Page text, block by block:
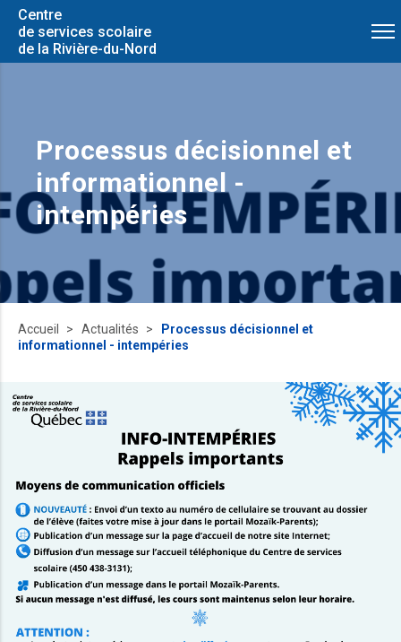
Centre
de services scolaire
de la Rivière-du-Nord
Processus décisionnel et
informationnel -
intempéries
Accueil Actualités
Processus décisionnel et
informationnel - intempéries